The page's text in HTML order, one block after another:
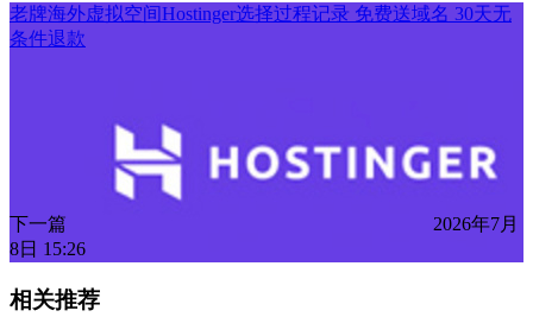
老牌海外虚拟空间Hostinger选择过程记录 免费送域名 30天无
条件退款
下一篇
2026年7月
8日 15:26
相关推荐